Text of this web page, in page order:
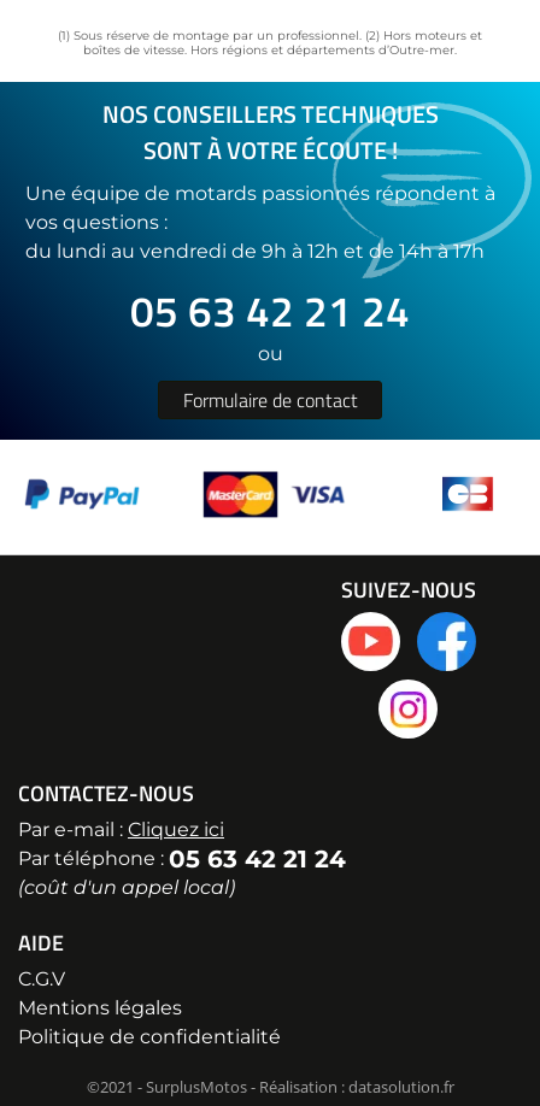
(1) Sous réserve de montage par un professionnel. (2) Hors moteurs et
boîtes de vitesse. Hors régions et départements d’Outre-mer.
NOS CONSEILLERS TECHNIQUES
SONT À VOTRE ÉCOUTE !
Une équipe de motards passionnés répondent à
vos questions :
du lundi au vendredi de 9h à 12h et de 14h à 17h
05 63 42 21 24
ou
Formulaire de contact
CONTACTEZ-NOUS
Par e-mail : Cliquez ici
Par téléphone : 05 63 42 21 24
(coût d'un appel local)
AIDE
C.G.V
Mentions légales
Politique de confidentialité
SUIVEZ-NOUS
©2021 - SurplusMotos - Réalisation : datasolution.fr